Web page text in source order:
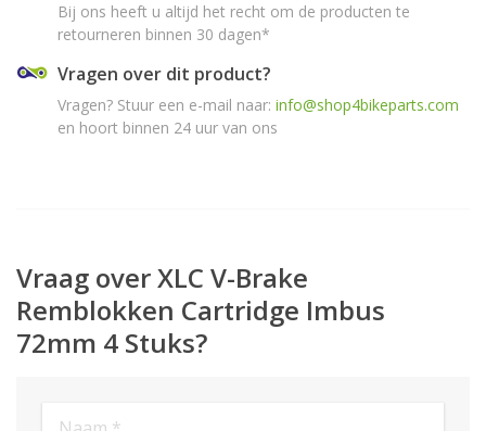
Bij ons heeft u altijd het recht om de producten te
retourneren binnen 30 dagen*
Vragen over dit product?
Vragen? Stuur een e-mail naar: info@shop4bikeparts.com
en hoort binnen 24 uur van ons
Vraag over XLC V-Brake
Remblokken Cartridge Imbus
72mm 4 Stuks?